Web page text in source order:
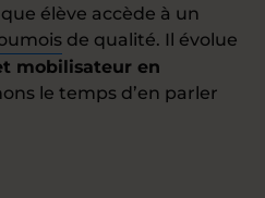
élève accède à un
de qualité. Il évolue
mobilisateur en
le temps d’en parler